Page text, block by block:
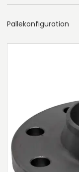
Pallekonfiguration